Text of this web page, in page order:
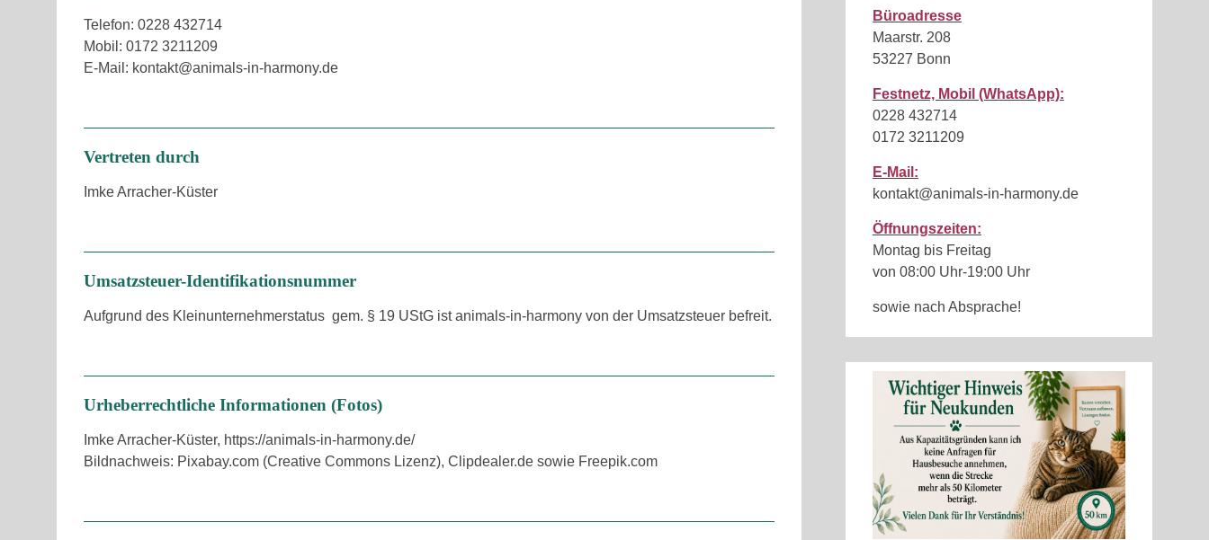
Telefon: 0228 432714
Mobil: 0172 3211209
E-Mail: kontakt@animals-in-harmony.de
Vertreten durch
Imke Arracher-Küster
Umsatzsteuer-Identifikationsnummer
Aufgrund des Kleinunternehmerstatus gem. § 19 UStG ist animals-in-harmony von der Umsatzsteuer befreit.
Urheberrechtliche Informationen (Fotos)
Imke Arracher-Küster, https://animals-in-harmony.de/
Bildnachweis: Pixabay.com (Creative Commons Lizenz), Clipdealer.de sowie Freepik.com
Büroadresse
Maarstr. 208
53227 Bonn
Festnetz, Mobil (WhatsApp):
0228 432714
0172 3211209
E-Mail:
kontakt@animals-in-harmony.de
Öffnungszeiten:
Montag bis Freitag
von 08:00 Uhr-19:00 Uhr
sowie nach Absprache!